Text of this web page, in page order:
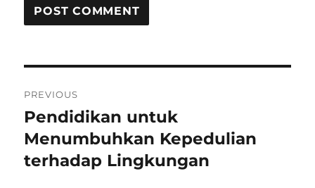
navigation
PREVIOUS
Previous
post:
Pendidikan untuk
Menumbuhkan Kepedulian
terhadap Lingkungan